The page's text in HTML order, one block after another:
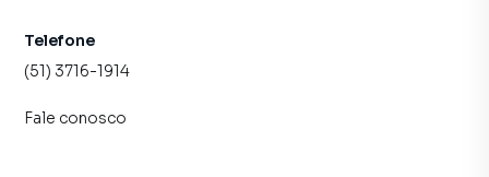
Telefone
(51) 3716-1914
Fale conosco